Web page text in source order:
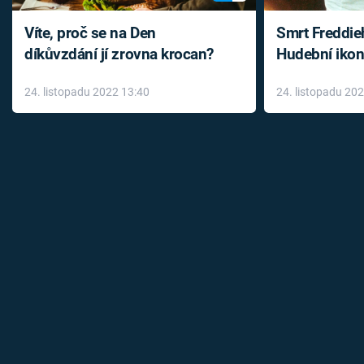
Víte, proč se na Den
díkůvzdání jí zrovna krocan?
24. listopadu 2022 13:40
Smrt
Hudební
léky
24. listopadu